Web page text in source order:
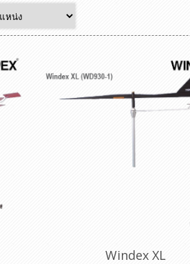
Windex XL